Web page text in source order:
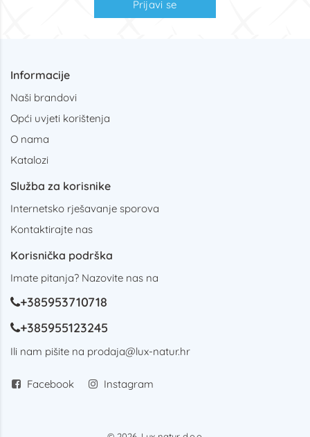
Prijavi se
Informacije
Naši brandovi
Opći uvjeti korištenja
O nama
Katalozi
Služba za korisnike
Internetsko rješavanje sporova
Kontaktirajte nas
Korisnička podrška
Imate pitanja? Nazovite nas na
+385953710718
+385955123245
Ili nam pišite na prodaja@lux-natur.hr
Facebook Instagram